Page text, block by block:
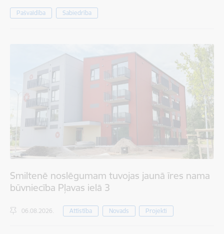
Pašvaldība Sabiedrība
Smiltenē noslēgumam tuvojas jaunā īres nama
būvniecība Pļavas ielā 3
06.08.2026. Attīstība Novads Projekti